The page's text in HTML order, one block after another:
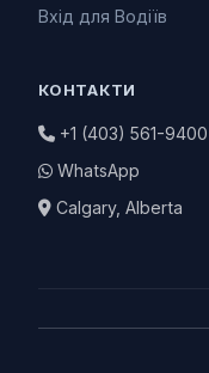
Вхід для Водіїв
КОНТАКТИ
+1 (403) 561-9400
WhatsApp
Calgary, Alberta